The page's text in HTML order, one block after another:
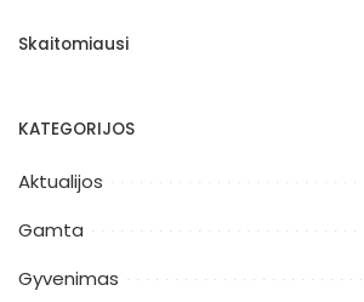
Skaitomiausi
KATEGORIJOS
Aktualijos
Gamta
Gyvenimas